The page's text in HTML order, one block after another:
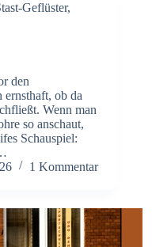
Geflüster,
den
ob da
Wenn man
so anschaut,
Schauspiel:
1 Kommentar